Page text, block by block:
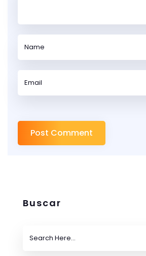
Buscar